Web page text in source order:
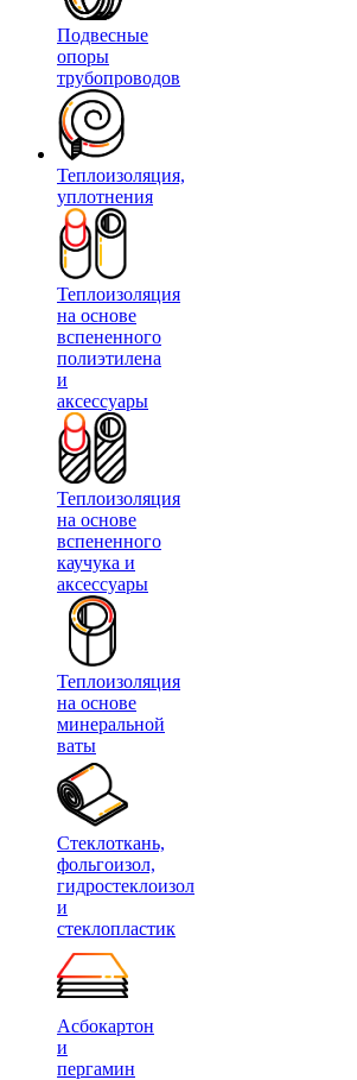
Подвесные
опоры
трубопроводов
Теплоизоляция,
уплотнения
Теплоизоляция
на основе
вспененного
полиэтилена
и
аксессуары
Теплоизоляция
на основе
вспененного
каучука и
аксессуары
Теплоизоляция
на основе
минеральной
ваты
Стеклоткань,
фольгоизол,
гидростеклоизол
и
стеклопластик
Асбокартон
и
пергамин